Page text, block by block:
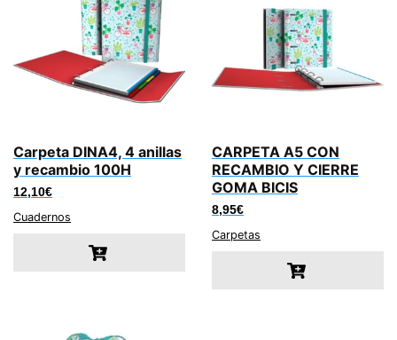
Carpeta DINA4, 4 anillas
y recambio 100H
12,10€
Cuadernos
CARPETA A5 CON
RECAMBIO Y CIERRE
GOMA BICIS
8,95€
Carpetas